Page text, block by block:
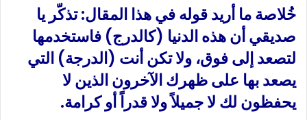
خُلاصة ما أريد قوله في هذا المقال: تذكّر يا
صديقي أن هذه الدنيا (كالدرج) فاستخدمها
لتصعد إلى فوق، ولا تكن أنت (الدرجة) التي
يصعد بها على ظهرك الآخرون الذين لا
يحفظون لك لا جميلاً ولا قدراً أو كرامة.